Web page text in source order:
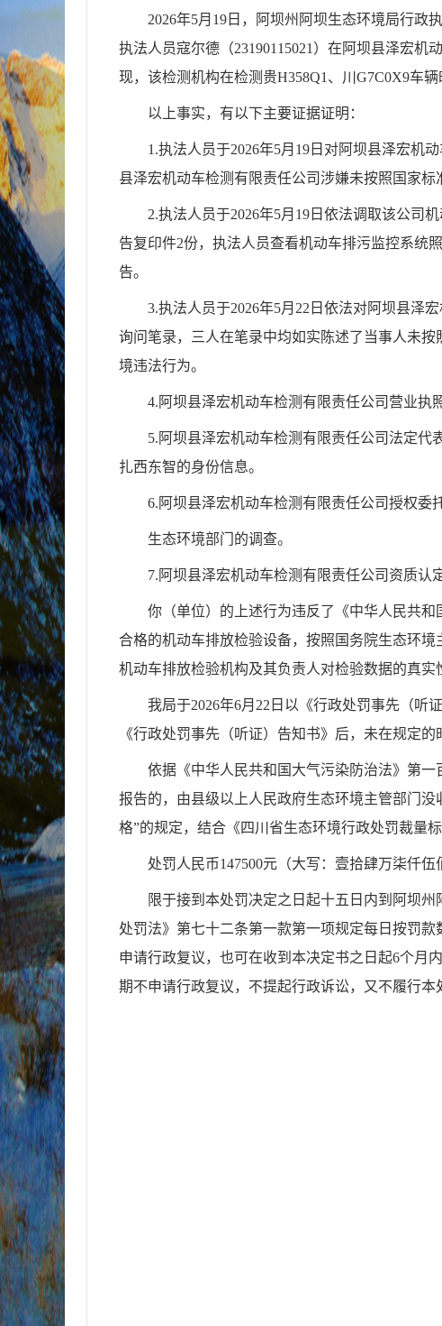
2026年5月 19日，阿坝州阿坝生态环境局行政
执法人员寇尔德（23190115021 ）在阿坝县泽宏机
现，该检测机构在检测贵H358Q1 、川 G7C0X9车辆
以上事实，有以下主要证据证明：
1 .执法人员于2026年5月 19日对阿坝县泽宏机
县泽宏机动车检测有限责任公司涉嫌未按照国家
2.执法人员于2026年5月 19日依法调取该公司
告复印件2份，执法人员查看机动车排污监控系统
告。
3.执法人员于2026年5月 22 日依法对阿坝县泽
询问笔录，三人在笔录中均如实陈述了当事人未
境违法行为。
4. 阿坝县泽宏机动车检测有限责任公司营业执
5. 阿坝县泽宏机动车检测有限责任公司法定代
扎西东智的身份信息。
6. 阿坝县泽宏机动车检测有限责任公司授权委
生态环境部门的调查。
7. 阿坝县泽宏机动车检测有限责任公司资质认
你（单位）的上述行为违反了《中华人民共
合格的机动车排放检验设备，按照国务院生态环
机动车排放检验机构及其负责人对检验数据的真实
我局于2026年6月22日以《行政处罚事先（听
《行政处罚事先（听证）告知书》后，未在规定
依据《中华人民共和国大气污染防治法》第一
报告的，由县级以上人民政府生态环境主管部门
格”的规定，结合《四川省生态环境行政处罚裁量标
处罚人民币147500元（大写：壹拾肆万柒仟伍
限于接到本处罚决定之日起十五日内到阿坝
处罚法》第七十二条第一款第一项规定每日按罚
申请行政复议，也可在收到本决定书之日起6个月
期不申请行政复议，不提起行政诉讼，又不履行本